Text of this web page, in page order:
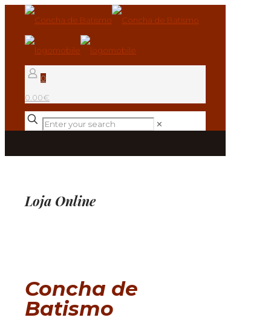
0
0.00€
✕
Loja Online
Concha de
Batismo